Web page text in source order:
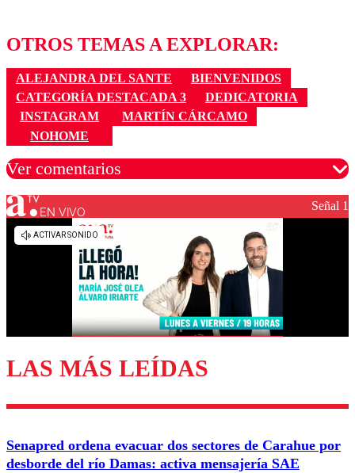
OTROS TEMAS A EXPLORAR:
ALEJANDRA DEL SANTE
BIENVENIDOS
CATEGORÍA DESTACADA 3
DEDICATORIA
INSTAGRAM
MARTÍN CÁRCAMO
NOHOME
Ver comentarios
Los comentarios son moderados para garantizar un
diálogo respetuoso.
Enviar comentario
EN VIVO Señal 1
LAS MÁS LEÍDAS
Senapred ordena evacuar dos sectores de Carahue por
desborde del río Damas: activa mensajería SAE